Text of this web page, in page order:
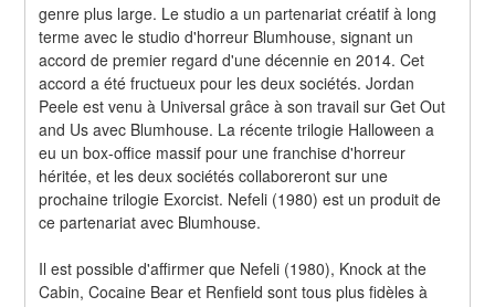
genre plus large. Le studio a un partenariat créatif à long
terme avec le studio d'horreur Blumhouse, signant un
accord de premier regard d'une décennie en 2014. Cet
accord a été fructueux pour les deux sociétés. Jordan
Peele est venu à Universal grâce à son travail sur Get Out
and Us avec Blumhouse. La récente trilogie Halloween a
eu un box-office massif pour une franchise d'horreur
héritée, et les deux sociétés collaboreront sur une
prochaine trilogie Exorcist. Nefeli (1980) est un produit de
ce partenariat avec Blumhouse.
Il est possible d'affirmer que Nefeli (1980), Knock at the
Cabin, Cocaine Bear et Renfield sont tous plus fidèles à